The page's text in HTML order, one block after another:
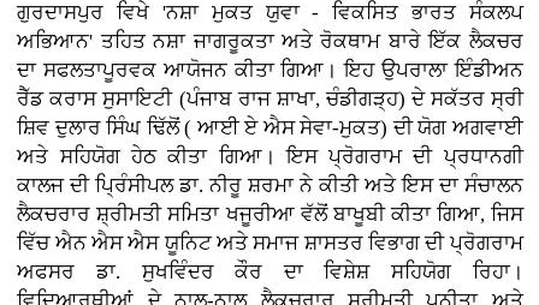
ਗੁਰਦਾਸਪੁਰ ਵਿਖੇ 'ਨਸ਼ਾ ਮੁਕਤ ਯੁਵਾ - ਵਿਕਸਿਤ ਭਾਰਤ ਸੰਕਲਪ
ਅਭਿਆਨ' ਤਹਿਤ ਨਸ਼ਾ ਜਾਗਰੂਕਤਾ ਅਤੇ ਰੋਕਥਾਮ ਬਾਰੇ ਇੱਕ ਲੈਕਚਰ
ਦਾ ਸਫਲਤਾਪੂਰਵਕ ਆਯੋਜਨ ਕੀਤਾ ਗਿਆ। ਇਹ ਉਪਰਾਲਾ ਇੰਡੀਅਨ
ਰੈੱਡ ਕਰਾਸ ਸੁਸਾਇਟੀ (ਪੰਜਾਬ ਰਾਜ ਸ਼ਾਖਾ, ਚੰਡੀਗੜ੍ਹ) ਦੇ ਸਕੱਤਰ ਸ੍ਰੀ
ਸ਼ਿਵ ਦੁਲਾਰ ਸਿੰਘ ਢਿੱਲੋਂ ( ਆਈ ਏ ਐਸ ਸੇਵਾ-ਮੁਕਤ) ਦੀ ਯੋਗ ਅਗਵਾਈ
ਅਤੇ ਸਹਿਯੋਗ ਹੇਠ ਕੀਤਾ ਗਿਆ। ਇਸ ਪ੍ਰੋਗਰਾਮ ਦੀ ਪ੍ਰਧਾਨਗੀ
ਕਾਲਜ ਦੀ ਪ੍ਰਿੰਸੀਪਲ ਡਾ. ਨੀਰੂ ਸ਼ਰਮਾ ਨੇ ਕੀਤੀ ਅਤੇ ਇਸ ਦਾ ਸੰਚਾਲਨ
ਲੈਕਚਰਾਰ ਸ਼੍ਰੀਮਤੀ ਸਮਿਤਾ ਖਜੂਰੀਆ ਵੱਲੋਂ ਬਾਖੂਬੀ ਕੀਤਾ ਗਿਆ, ਜਿਸ
ਵਿੱਚ ਐਨ ਐਸ ਐਸ ਯੂਨਿਟ ਅਤੇ ਸਮਾਜ ਸ਼ਾਸਤਰ ਵਿਭਾਗ ਦੀ ਪ੍ਰੋਗਰਾਮ
ਅਫਸਰ ਡਾ. ਸੁਖਵਿੰਦਰ ਕੌਰ ਦਾ ਵਿਸ਼ੇਸ਼ ਸਹਿਯੋਗ ਰਿਹਾ।